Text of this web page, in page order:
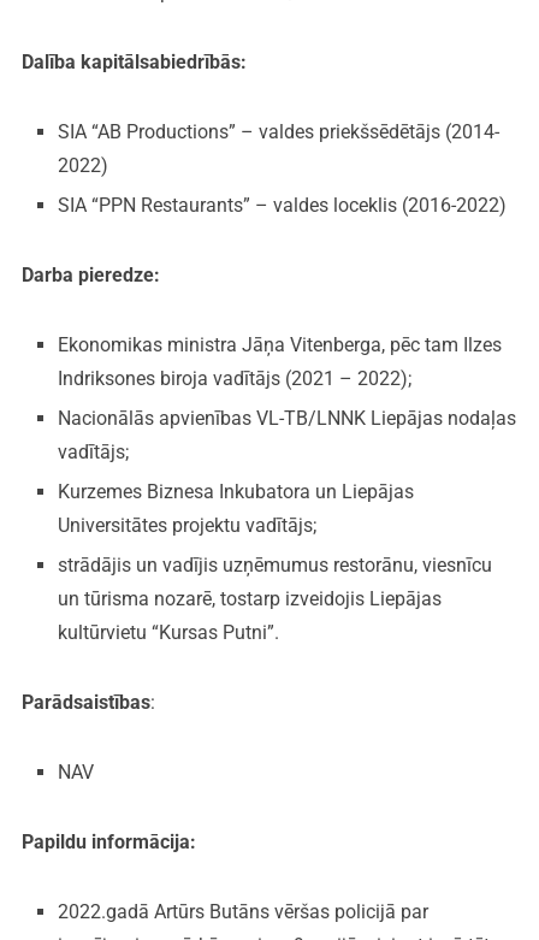
Dalība kapitālsabiedrībās:
SIA “AB Productions” – valdes priekšsēdētājs (2014-
2022)
SIA “PPN Restaurants” – valdes loceklis (2016-2022)
Darba pieredze:
Ekonomikas ministra Jāņa Vitenberga, pēc tam Ilzes
Indriksones biroja vadītājs (2021 – 2022);
Nacionālās apvienības VL-TB/LNNK Liepājas nodaļas
vadītājs;
Kurzemes Biznesa Inkubatora un Liepājas
Universitātes projektu vadītājs;
strādājis un vadījis uzņēmumus restorānu, viesnīcu
un tūrisma nozarē, tostarp izveidojis Liepājas
kultūrvietu “Kursas Putni”.
Parādsaistības:
NAV
Papildu informācija:
2022.gadā Artūrs Butāns vēršas policijā par